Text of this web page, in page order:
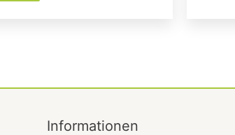
Informationen